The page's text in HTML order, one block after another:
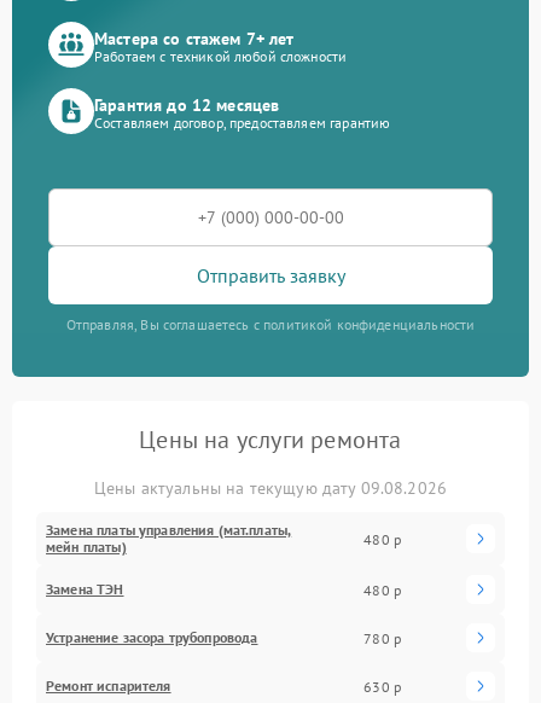
Мастера со стажем 7+ лет
Работаем с техникой любой сложности
Гарантия до 12 месяцев
Составляем договор, предоставляем гарантию
Отправить заявку
Отправляя, Вы соглашаетесь с политикой конфиденциальности
Цены на услуги ремонта
Цены актуальны на текущую дату 09.08.2026
Замена платы управления (мат.платы,
мейн платы)
480 р
Замена ТЭН 480 р
Устранение засора трубопровода 780 р
Ремонт испарителя 630 р